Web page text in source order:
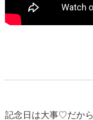
記念日は大事♡だから